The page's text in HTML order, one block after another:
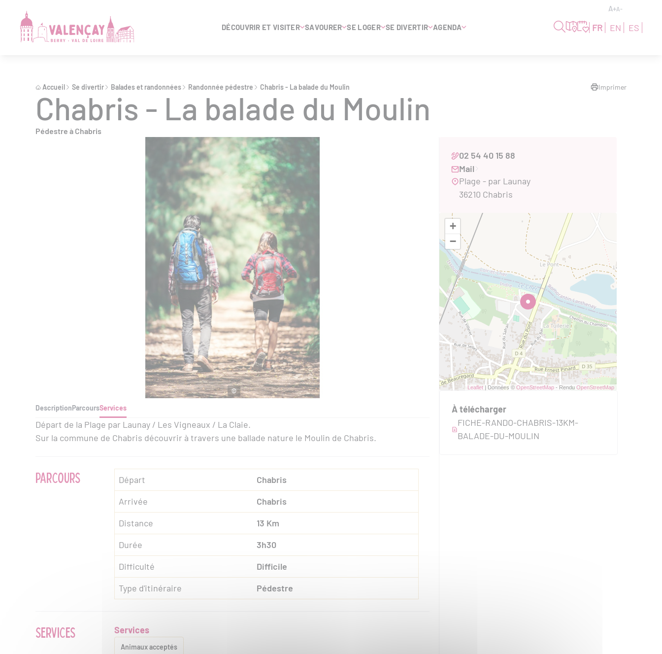
DÉCOUVRIR ET VISITER SAVOURER SE LOGER SE DIVERTIR AGENDA FR EN ES
A+A-
Accueil Se divertir Balades et randonnées Randonnée pédestre Chabris - La balade du Moulin Imprimer
Chabris - La balade du Moulin
Pédestre à Chabris
©
DescriptionParcoursServices
Départ de la Plage par Launay / Les Vigneaux / La Claie.
Sur la commune de Chabris découvrir à travers une ballade nature le Moulin de Chabris.
PARCOURS Départ
Chabris
Arrivée
Chabris
Distance
13 Km
Durée
3h30
Difficulté
Difficile
Type d'itinéraire
Pédestre
SERVICES Services
Animaux acceptés
02 54 40 15 88
Mail
Plage - par Launay
36210 Chabris
+
−
Leaflet | Données © OpenStreetMap - Rendu OpenStreetMap
À télécharger
FICHE-RANDO-CHABRIS-13KM-
BALADE-DU-MOULIN